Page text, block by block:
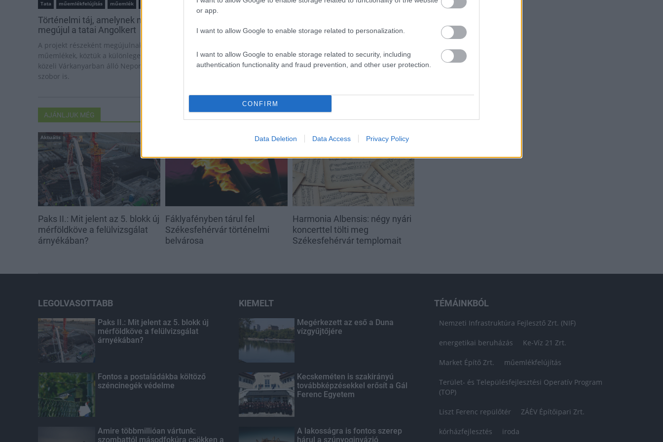
or app.
I want to allow Google to enable storage related to personalization.
I want to allow Google to enable storage related to security, including
authentication functionality and fraud prevention, and other user protection.
CONFIRM
Data Deletion Data Access Privacy Policy
Tata műemlékfelújítás műemlék
Történelmi táj, amelynek minden köve mesél –
megújul a tatai Angolkert
A projekt részeként megújulnak a területen található
műemlékek, köztük a különleges Műromok, valamint a
közeli Várkanyarban álló Nepomuki Szent János híd és
szobor is.
Látványos építési szakasz indult
AJÁNLJUK MÉG
Aktuális
Paks II.: Mit jelent az 5. blokk új
mérföldköve a felülvizsgálat
árnyékában?
Fáklyafényben tárul fel
Székesfehérvár történelmi
belvárosa
Helyi hírek
Harmonia Albensis: négy nyári
koncerttel tölti meg
Székesfehérvár templomait
LEGOLVASOTTABB
Paks II.: Mit jelent az 5. blokk új
mérföldköve a felülvizsgálat
árnyékában?
Fontos a postaládákba költöző
széncinegék védelme
Amire többmillióan vártunk:
szombattól másodfokúra csökken a
KIEMELT
Megérkezett az eső a Duna
vízgyűjtőjére
Kecskeméten is szakirányú
továbbképzésekkel erősít a Gál
Ferenc Egyetem
A lakosságra is fontos szerep
hárul a szúnyoginvázió
TÉMÁINKBÓL
Nemzeti Infrastruktúra Fejlesztő Zrt. (NIF)
energetikai beruházás Ke-Víz 21 Zrt.
Market Építő Zrt. műemlékfelújítás
Terület- és Településfejlesztési Operatív Program
(TOP)
Liszt Ferenc repülőtér ZÁÉV Építőipari Zrt.
kórházfejlesztés iroda